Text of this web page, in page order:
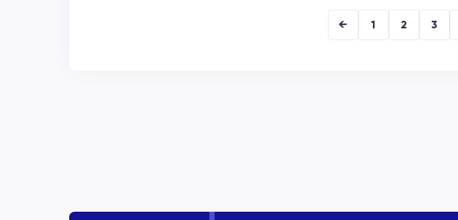
← 1 2 3